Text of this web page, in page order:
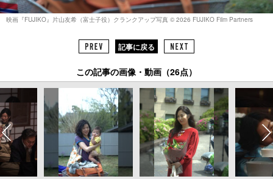
映画『FUJIKO』片山友希（富士子役）クランクアップ写真 © 2026 FUJIKO Film Partners
記事に戻る
この記事の画像・動画（26点）